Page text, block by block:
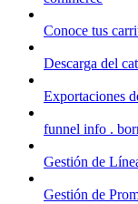
Conoce tus
Descarga del
Exportaciones
funnel info .
Gestión de
Gestión de